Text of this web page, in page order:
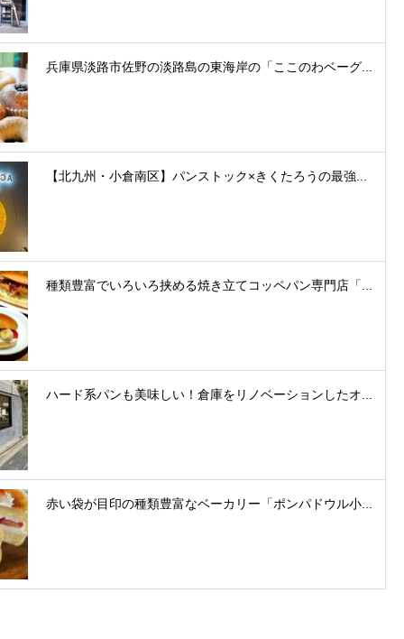
兵庫県淡路市佐野の淡路島の東海岸の「ここのわベーグ...
【北九州・小倉南区】パンストック×きくたろうの最強...
種類豊富でいろいろ挟める焼き立てコッペパン専門店「...
ハード系パンも美味しい！倉庫をリノベーションしたオ...
赤い袋が目印の種類豊富なベーカリー「ポンパドウル小...